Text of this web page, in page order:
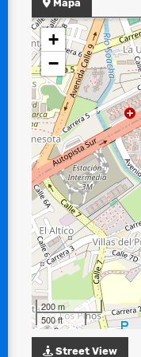
Mapa
+
−
200 m
500 ft
Street View